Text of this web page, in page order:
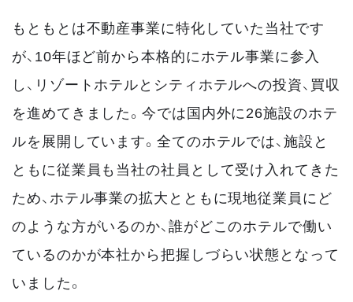
もともとは不動産事業に特化していた当社です
が、10年ほど前から本格的にホテル事業に参入
し、リゾートホテルとシティホテルへの投資、買収
を進めてきました。今では国内外に26施設のホテ
ルを展開しています。全てのホテルでは、施設と
ともに従業員も当社の社員として受け入れてきた
ため、ホテル事業の拡大とともに現地従業員にど
のような方がいるのか、誰がどこのホテルで働い
ているのかが本社から把握しづらい状態となって
いました。